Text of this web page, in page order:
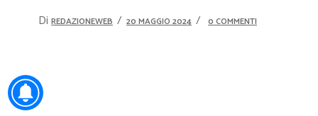
Di REDAZIONEWEB 20 MAGGIO 2024 0 COMMENTI